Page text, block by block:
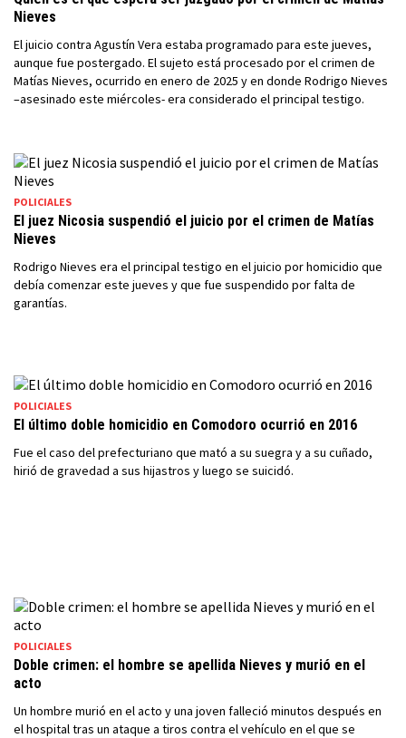
Nieves
El juicio contra Agustín Vera estaba programado para este jueves,
aunque fue postergado. El sujeto está procesado por el crimen de
Matías Nieves, ocurrido en enero de 2025 y en donde Rodrigo Nieves
–asesinado este miércoles- era considerado el principal testigo.
POLICIALES
El juez Nicosia suspendió el juicio por el crimen de Matías
Nieves
Rodrigo Nieves era el principal testigo en el juicio por homicidio que
debía comenzar este jueves y que fue suspendido por falta de
garantías.
POLICIALES
El último doble homicidio en Comodoro ocurrió en 2016
Fue el caso del prefecturiano que mató a su suegra y a su cuñado,
hirió de gravedad a sus hijastros y luego se suicidó.
POLICIALES
Doble crimen: el hombre se apellida Nieves y murió en el
acto
Un hombre murió en el acto y una joven falleció minutos después en
el hospital tras un ataque a tiros contra el vehículo en el que se